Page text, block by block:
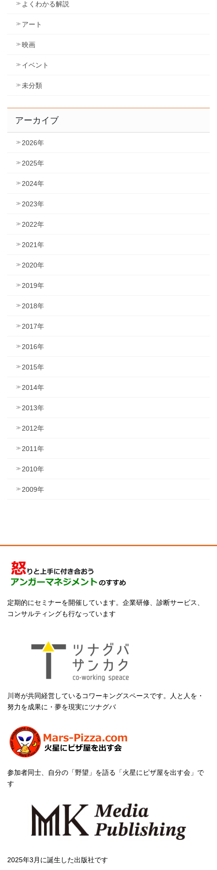
よくわかる解説
アート
映画
イベント
未分類
アーカイブ
2026年
2025年
2024年
2023年
2022年
2021年
2020年
2019年
2018年
2017年
2016年
2015年
2014年
2013年
2012年
2011年
2010年
2009年
定期的にセミナーを開催しています。企業研修、診断サービス、
コンサルティングも行なっています
川嵜が共同経営しているコワーキングスペースです。人と人を・
努力を成果に・夢を現実にツナグバ
参加者同士、自分の「野望」を語る「火星にピザ屋を出す会」で
す
2025年3月に誕生した出版社です